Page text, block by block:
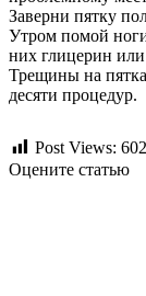
Заверни пятку
Утром помой
них глицерин
Трещины на
десяти процедур.
Post Views: 602
Оцените статью